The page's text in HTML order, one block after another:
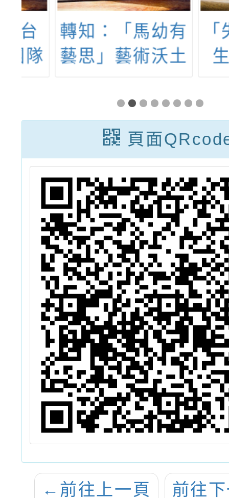
轉知：「馬幼有
藝思」藝術沃土
的花園裡》藝術
教育特展及創作
營活動資訊
「失
生」
頁面
← 前往上一頁 前往